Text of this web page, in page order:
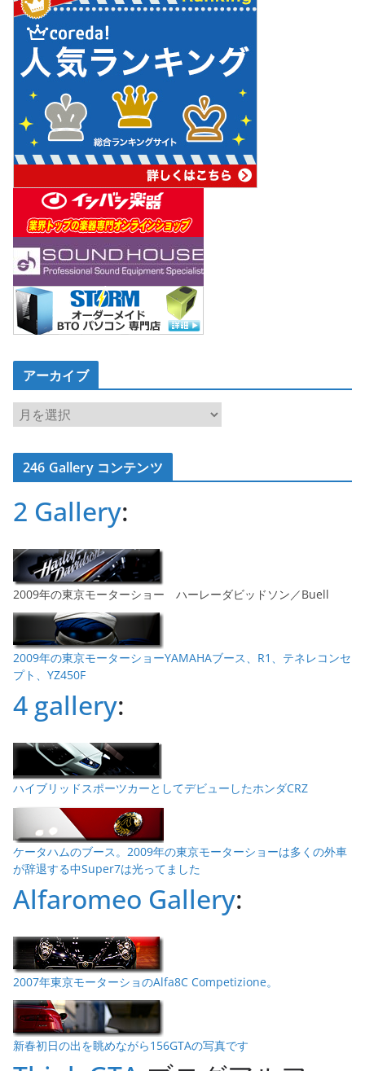
アーカイブ
ア
ー
カ
イ246 Gallery コンテンツ
2 Gallery:
2009年の東京モーターショー ハーレーダビッドソン／Buell
2009年の東京モーターショーYAMAHAブース、R1、テネレコンセ
プト、YZ450F
4 gallery:
ハイブリッドスポーツカーとしてデビューしたホンダCRZ
ケータハムのブース。2009年の東京モーターショーは多くの外車
が辞退する中Super7は光ってました
Alfaromeo Gallery:
2007年東京モーターショのAlfa8C Competizione。
新春初日の出を眺めながら156GTAの写真です